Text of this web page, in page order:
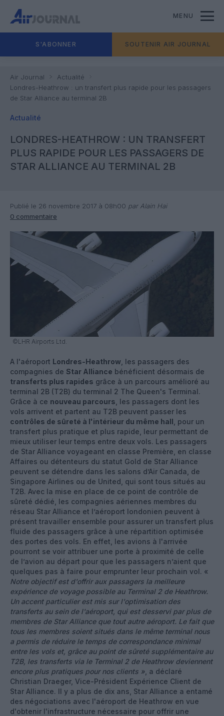
MENU
S'ABONNER SOUTENIR AIR JOURNAL
Air Journal
Actualité
Londres-Heathrow : un transfert plus rapide pour les passagers
de Star Alliance au terminal 2B
Actualité
LONDRES-HEATHROW : UN TRANSFERT
PLUS RAPIDE POUR LES PASSAGERS DE
STAR ALLIANCE AU TERMINAL 2B
Publié le 26 novembre 2017 à 08h00 par Alain Hai
0 commentaire
©LHR Airports Ltd.
A l'aéroport Londres-Heathrow , les passagers des
compagnies de Star Alliance bénéficient désormais de
transferts plus rapides grâce à un parcours amélioré au
terminal 2B (T2B) du terminal 2 The Queen's Terminal.
Grâce à ce nouveau parcours , les passagers dont les
vols arrivent et partent au T2B peuvent passer les
contrôles de sûreté à l'intérieur du même hall , pour un
transfert plus pratique et plus rapide, leur permettant de
mieux utiliser leur temps entre deux vols. Les passagers
de Star Alliance voyageant en classe Première, en classe
Affaires ou détenteurs du statut Gold de Star Alliance
peuvent se détendre dans les salons d’Air Canada, de
Singapore Airlines ou de United, qui sont tous situés au
T2B. Avec la mise en place de ce point de contrôle de
sûreté dédié, les compagnies aériennes membres du
réseau Star Alliance et l’aéroport londonien peuvent à
présent travailler ensemble pour assurer un transfert plus
fluide des passagers grâce à une répartition optimisée
des portes des vols. En effet, les avions à l'arrivée
pourront se voir attribuer une porte à proximité de celle
de l’avion au départ pour que les passagers n’aient que
quelques pas à faire pour emprunter leur prochain vol. «
Notre objectif est d'offrir aux passagers la meilleure
expérience de voyage possible au Terminal 2 de Heathrow.
Un accent particulier est mis sur l'optimisation des
transferts au sein de l'aéroport, qui est desservi par plus de
membres de Star Alliance que tout autre aéroport. Le fait que
tous les membres soient situés dans le même terminal nous
a permis de réduire le temps de correspondance minimal
entre les vols et, grâce au point de sûreté supplémentaire au
T2B, les transferts via le Terminal 2 de Heathrow deviennent
encore plus pratiques pour nos clients » , a déclaré
Christian Draeger, Vice-Président Expérience Client de
Star Alliance. Il y a plus de dix ans, Star Alliance a entamé
des négociations avec l'aéroport de Heathrow en vue
d'obtenir l'infrastructure nécessaire pour offrir une